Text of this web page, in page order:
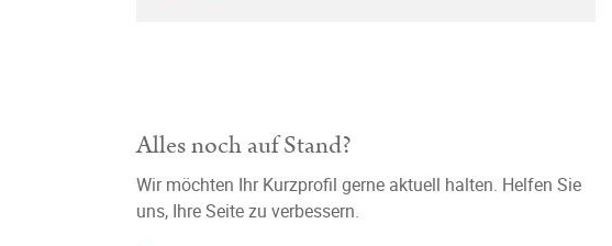
Alles noch auf Stand?
Wir möchten Ihr Kurzprofil gerne aktuell halten. Helfen Sie
uns, Ihre Seite zu verbessern.